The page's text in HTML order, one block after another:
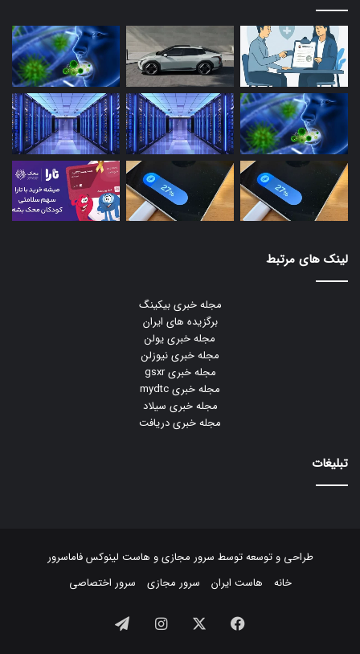
لینک های مرتبط
مجله خبری بیکینگ
برگزیده های ایران
مجله خبری یولن
مجله خبری نیوزلن
مجله خبری gsxr
مجله خبری mydtc
مجله خبری سیلاد
مجله خبری دریافت
تبلیغات
طراحی و توسعه توسط سرور مجازیو هاست لینوکسفاماسرور
خانه
هاست ایران سرور مجازی سرور اختصاصی
فیسبوک ایکس اینستاگرام